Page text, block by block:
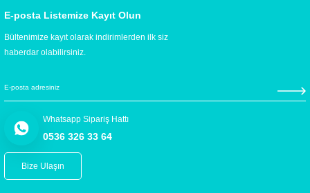
E-posta Listemize Kayıt Olun
Bültenimize kayıt olarak indirimlerden ilk siz
haberdar olabilirsiniz.
Whatsapp Sipariş Hattı
0536 326 33 64
Bize Ulaşın